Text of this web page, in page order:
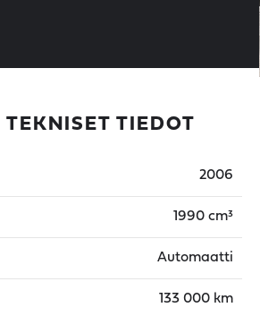
TIEDOT
2006
1990 cm³
Automaatti
133 000 km